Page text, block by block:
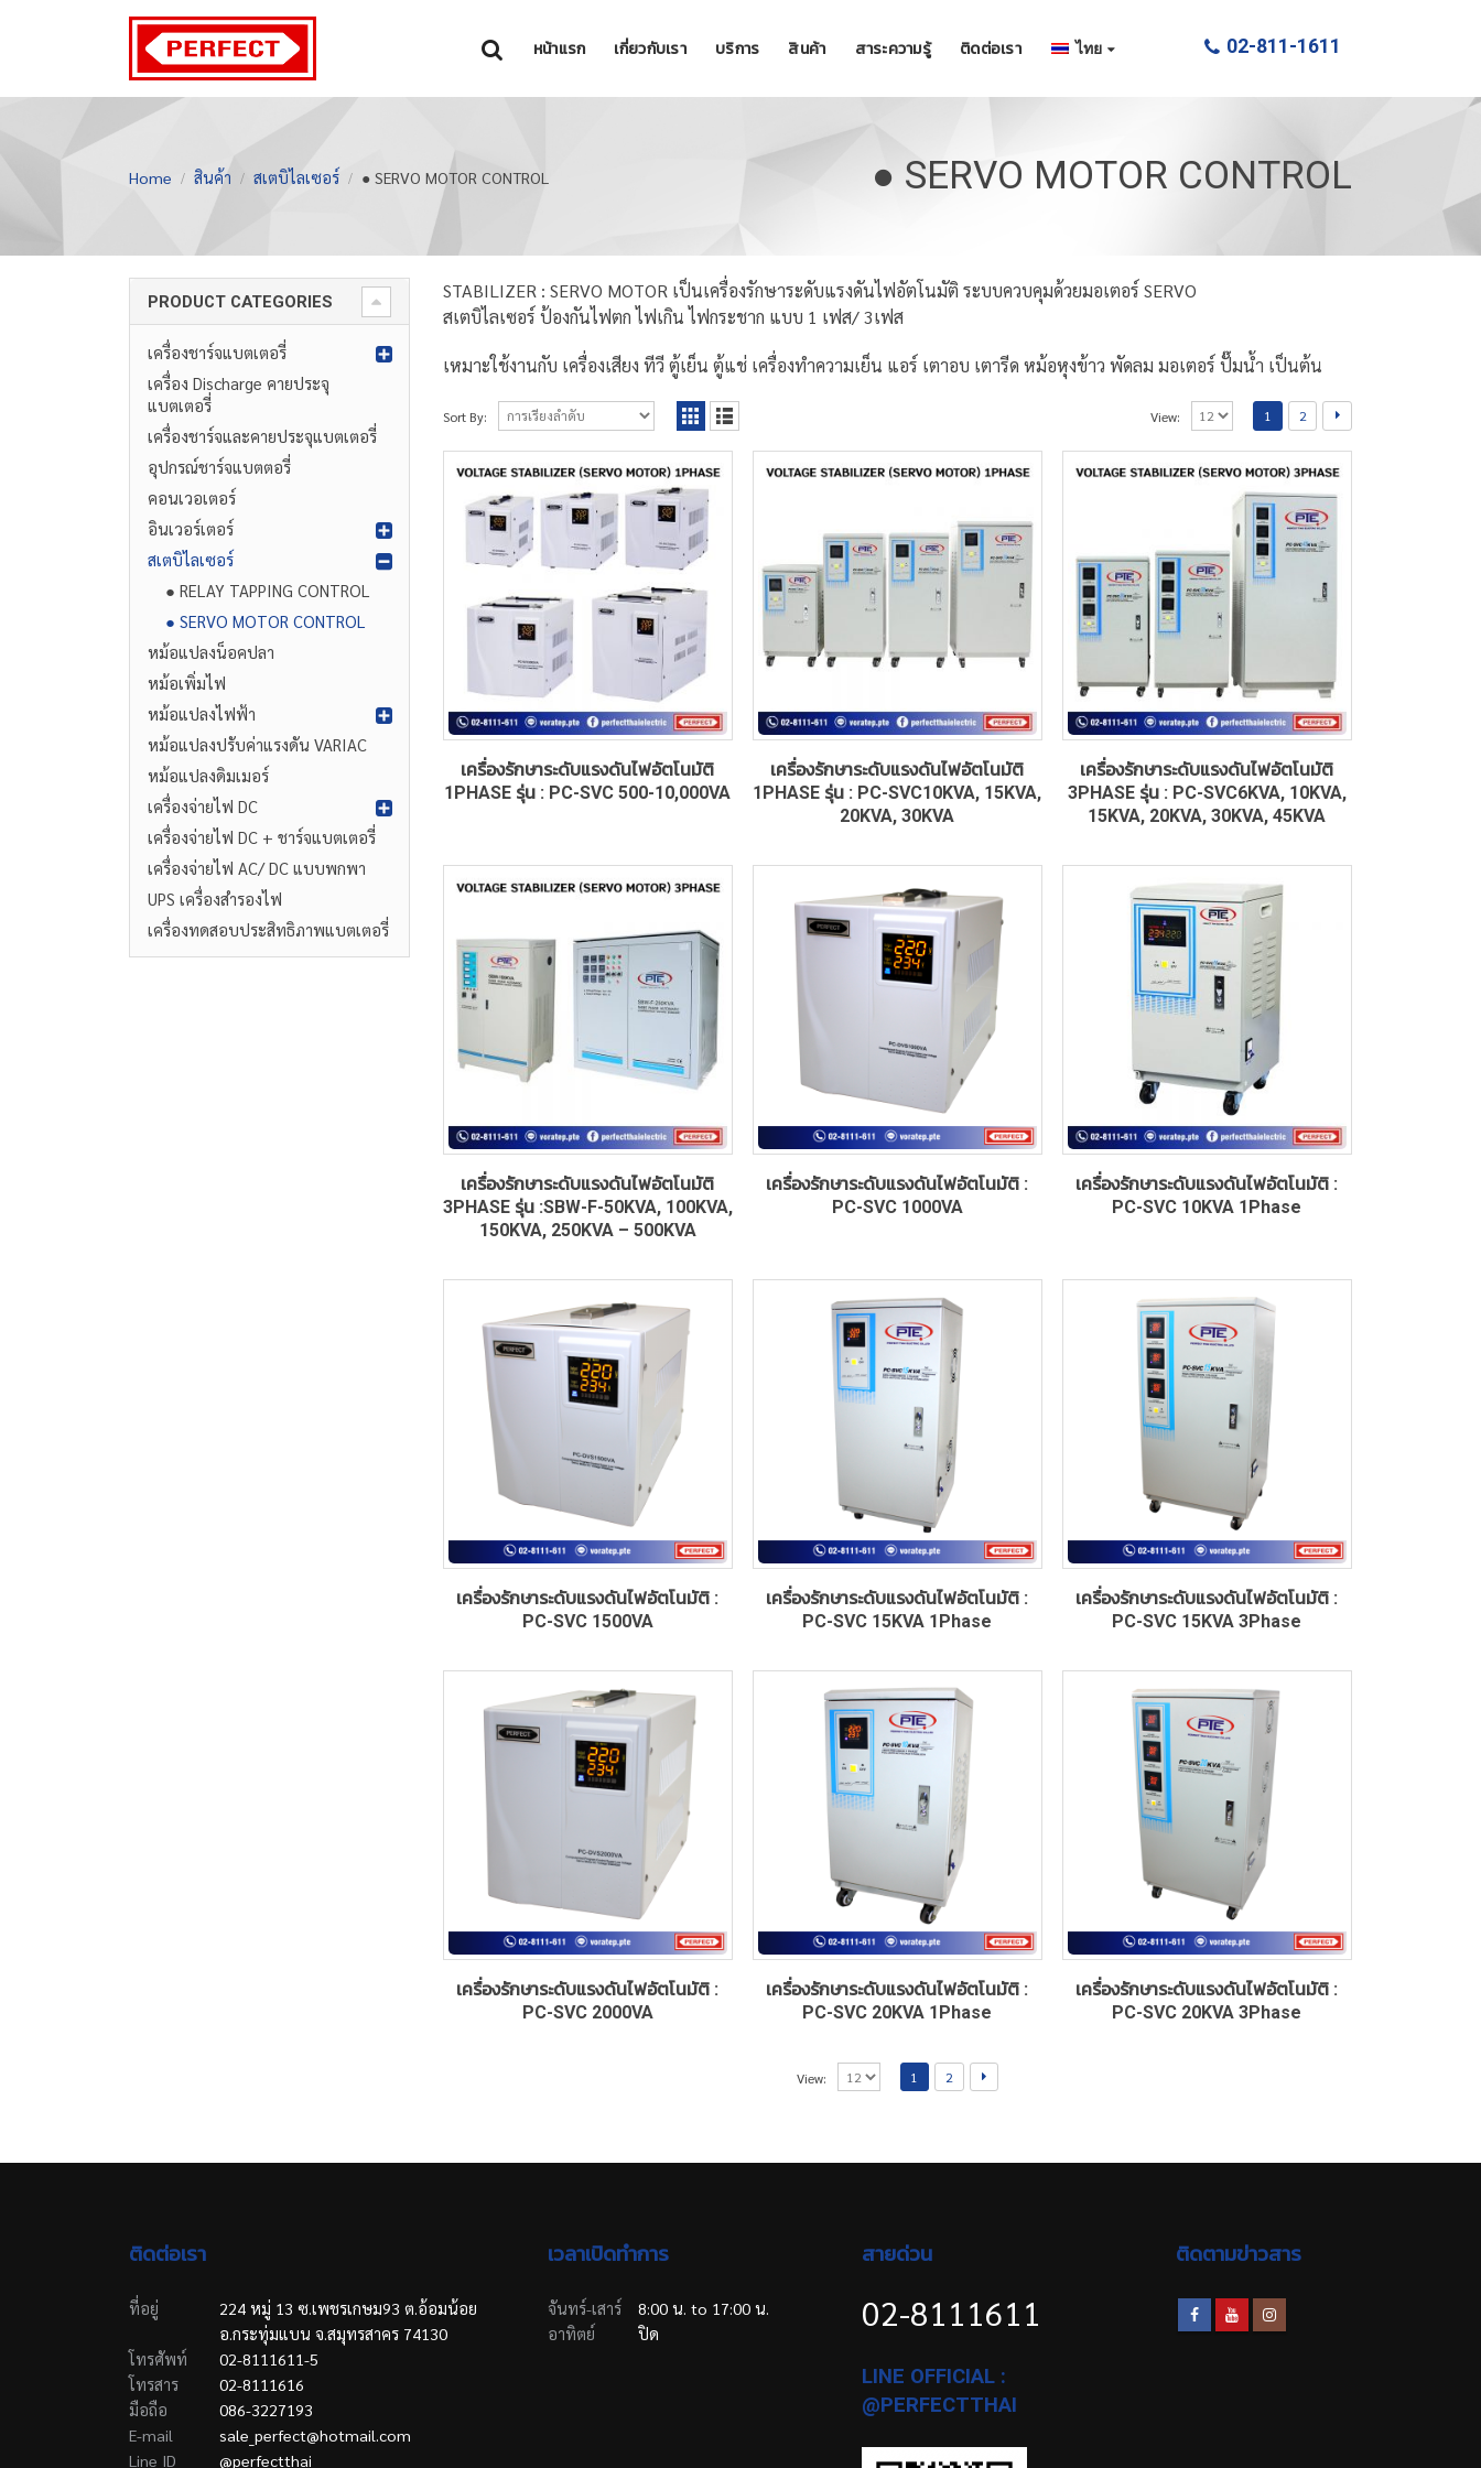
หน้าแรก เกี่ยวกับเรา บริการ สินค้า สาระความรู้ ติดต่อเรา ไทย 02-811-1611
● SERVO MOTOR CONTROL
Home สินค้า สเตบิไลเซอร์ ● SERVO MOTOR CONTROL
STABILIZER : SERVO MOTOR เป็นเครื่องรักษาระดับแรงดันไฟอัตโนมัติ ระบบควบคุมด้วยมอเตอร์ SERVO
สเตบิไลเซอร์ ป้องกันไฟตก ไฟเกิน ไฟกระชาก แบบ 1 เฟส/ 3เฟส
เหมาะใช้งานกับ เครื่องเสียง ทีวี ตู้เย็น ตู้แช่ เครื่องทำความเย็น แอร์ เตาอบ เตารีด หม้อหุงข้าว พัดลม มอเตอร์ ปั๊มน้ำ เป็นต้น
Sort By: View: 1 2
เครื่องรักษาระดับแรงดันไฟอัตโนมัติ
1PHASE รุ่น : PC-SVC 500-10,000VA
เครื่องรักษาระดับแรงดันไฟอัตโนมัติ
1PHASE รุ่น : PC-SVC10KVA, 15KVA,
20KVA, 30KVA
เครื่องรักษาระดับแรงดันไฟอัตโนมัติ
3PHASE รุ่น : PC-SVC6KVA, 10KVA,
15KVA, 20KVA, 30KVA, 45KVA
เครื่องรักษาระดับแรงดันไฟอัตโนมัติ
3PHASE รุ่น :SBW-F-50KVA, 100KVA,
150KVA, 250KVA – 500KVA
เครื่องรักษาระดับแรงดันไฟอัตโนมัติ :
PC-SVC 1000VA
เครื่องรักษาระดับแรงดันไฟอัตโนมัติ :
PC-SVC 10KVA 1Phase
เครื่องรักษาระดับแรงดันไฟอัตโนมัติ :
PC-SVC 1500VA
เครื่องรักษาระดับแรงดันไฟอัตโนมัติ :
PC-SVC 15KVA 1Phase
เครื่องรักษาระดับแรงดันไฟอัตโนมัติ :
PC-SVC 15KVA 3Phase
เครื่องรักษาระดับแรงดันไฟอัตโนมัติ :
PC-SVC 2000VA
เครื่องรักษาระดับแรงดันไฟอัตโนมัติ :
PC-SVC 20KVA 1Phase
เครื่องรักษาระดับแรงดันไฟอัตโนมัติ :
PC-SVC 20KVA 3Phase
View: 1 2
PRODUCT CATEGORIES
เครื่องชาร์จแบตเตอรี่
เครื่อง Discharge คายประจุ
แบตเตอรี่
เครื่องชาร์จและคายประจุแบตเตอรี่
อุปกรณ์ชาร์จแบตตอรี่
คอนเวอเตอร์
อินเวอร์เตอร์
สเตบิไลเซอร์
● RELAY TAPPING CONTROL
● SERVO MOTOR CONTROL
หม้อแปลงน็อคปลา
หม้อเพิ่มไฟ
หม้อแปลงไฟฟ้า
หม้อแปลงปรับค่าแรงดัน VARIAC
หม้อแปลงดิมเมอร์
เครื่องจ่ายไฟ DC
เครื่องจ่ายไฟ DC + ชาร์จแบตเตอรี่
เครื่องจ่ายไฟ AC/ DC แบบพกพา
UPS เครื่องสำรองไฟ
เครื่องทดสอบประสิทธิภาพแบตเตอรี่
ติดต่อเรา
ที่อยู่
224 หมู่ 13 ซ.เพชรเกษม93 ต.อ้อมน้อย
อ.กระทุ่มแบน จ.สมุทรสาคร 74130
โทรศัพท์
02-8111611-5
โทรสาร
02-8111616
มือถือ
086-3227193
E-mail
sale_perfect@hotmail.com
Line ID
@perfectthai
เวลาเปิดทำการ
จันทร์-เสาร์
8:00 น. to 17:00 น.
อาทิตย์
ปิด
สายด่วน
02-8111611
LINE OFFICIAL :
@PERFECTTHAI
ติดตามข่าวสาร